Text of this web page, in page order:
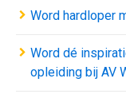
Word hardloper
Word dé
opleiding bij AV